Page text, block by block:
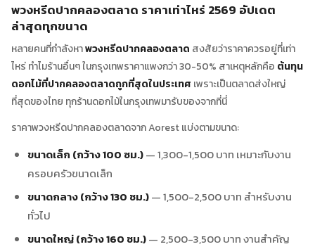
พวงหรีดปากคลองตลาด ราคาเท่าไหร่ 2569 อัปเดต
ล่าสุดทุกขนาด
หลายคนที่กำลังหาพวงหรีดปากคลองตลาด สงสัยว่าราคาควรอยู่ที่เท่า
ไหร่ ทำไมร้านอื่นๆ ในกรุงเทพราคาแพงกว่า 30-50% สาเหตุหลักคือ ต้นทุน
ดอกไม้ที่ปากคลองตลาดถูกที่สุดในประเทศ เพราะเป็นตลาดส่งใหญ่
ที่สุดของไทย ทุกร้านดอกไม้ในกรุงเทพมารับของจากที่นี่
ราคาพวงหรีดปากคลองตลาดจาก Aorest แบ่งตามขนาด:
ขนาดเล็ก (กว้าง 100 ซม.)— 1,300-1,500 บาท เหมาะกับงาน
ครอบครัวขนาดเล็ก
ขนาดกลาง (กว้าง 130 ซม.)— 1,500-2,500 บาท สำหรับงาน
ทั่วไป
ขนาดใหญ่ (กว้าง 160 ซม.)— 2,500-3,500 บาท งานสำคัญ